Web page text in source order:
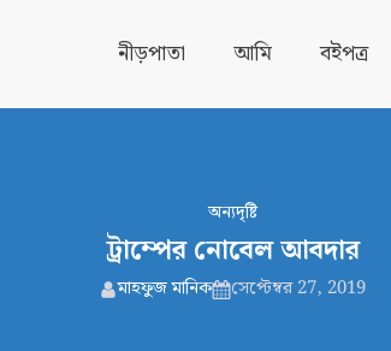
নীড়পাতা আমি বইপত্র
অন্যদৃষ্টি
ট্রাম্পের নোবেল আবদার
মাহফুজ মানিক সেপ্টেম্বর 27, 2019